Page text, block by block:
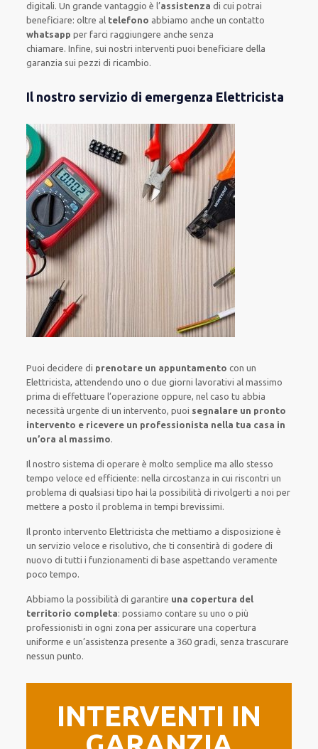
digitali.Un grande vantaggio è l’assistenza di cui potrai
beneficiare: oltre al telefono abbiamo anche uncontatto
whatsappper farci raggiungere anche senza
chiamare.Infine, sui nostri interventi puoi beneficiare della
garanzia sui pezzi di ricambio.
Il nostro servizio di emergenza Elettricista
Puoi decidere di prenotare un appuntamento con un
Elettricista, attendendouno o due giorni lavorativi al massimo
prima dieffettuare l’operazione oppure, nel caso tu abbia
necessità urgente di un intervento, puoi segnalare un pronto
intervento e ricevere un professionista nella tua casa in
un’ora al massimo.
Il nostro sistema di operare èmolto semplice ma allo stesso
tempo veloce ed efficiente: nella circostanza in cuiriscontriun
problema di qualsiasi tipo hai la possibilità di rivolgerti a noi per
mettere a posto ilproblema in tempi brevissimi.
Il pronto intervento Elettricistache mettiamo a disposizione è
un servizio veloce e risolutivo, che ticonsentirà di godere di
nuovodi tutti i funzionamenti di base aspettando veramente
poco tempo.
Abbiamo la possibilità di garantire una copertura del
territorio completa:possiamo contare su uno o più
professionisti in ogni zona per assicurare una copertura
uniforme e un’assistenza presente a 360 gradi, senzatrascurare
nessun punto.
INTERVENTI IN